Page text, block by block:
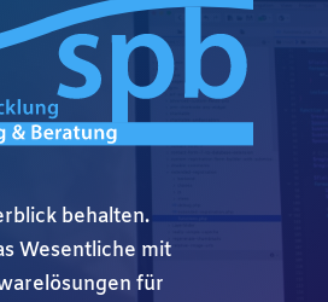
behalten.
Wesentliche mit
für